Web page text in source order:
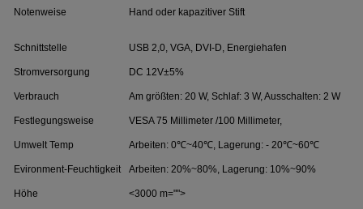
Notenweise Hand oder kapazitiver Stift
Schnittstelle USB 2,0, VGA, DVI-D, Energiehafen
Stromversorgung DC 12V±5%
Verbrauch Am größten: 20 W, Schlaf: 3 W, Ausschalten: 2 W
Festlegungsweise VESA 75 Millimeter /100 Millimeter,
Umwelt Temp Arbeiten: 0℃~40℃, Lagerung: - 20℃~60℃
Evironment-Feuchtigkeit Arbeiten: 20%~80%, Lagerung: 10%~90%
Höhe <3000 m="">